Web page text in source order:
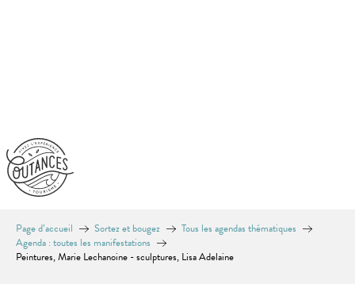
Page d’accueil Sortez et bougez
Tous les agendas thématiques
Agenda : toutes les manifestations
Peintures, Marie Lechanoine - sculptures, Lisa Adelaine